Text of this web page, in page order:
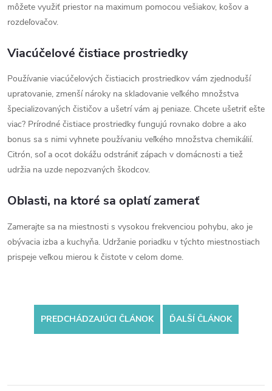
môžete využiť priestor na maximum pomocou vešiakov, košov a
rozdeľovačov.
Viacúčelové čistiace prostriedky
Používanie viacúčelových čistiacich prostriedkov vám zjednoduší
upratovanie, zmenší nároky na skladovanie veľkého množstva
špecializovaných čističov a ušetrí vám aj peniaze. Chcete ušetriť ešte
viac? Prírodné čistiace prostriedky fungujú rovnako dobre a ako
bonus sa s nimi vyhnete používaniu veľkého množstva chemikálií.
Citrón, soľ a ocot dokážu odstrániť zápach v domácnosti a tiež
udržia na uzde nepozvaných škodcov.
Oblasti, na ktoré sa oplatí zamerať
Zamerajte sa na miestnosti s vysokou frekvenciou pohybu, ako je
obývacia izba a kuchyňa. Udržanie poriadku v týchto miestnostiach
prispeje veľkou mierou k čistote v celom dome.
PREDCHÁDZAJÚCI ČLÁNOK ĎALŠÍ ČLÁNOK